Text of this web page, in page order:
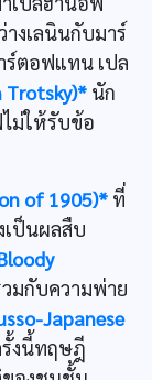
งเลนินกับมาร์
ร์ตอฟแทน เปล
Trotsky)* นัก
ม่ให้รับข้อ
of 1905)* ที่
เป็นผลสืบ
มกับความพ่าย
Japanese
งนี้ทฤษฎี